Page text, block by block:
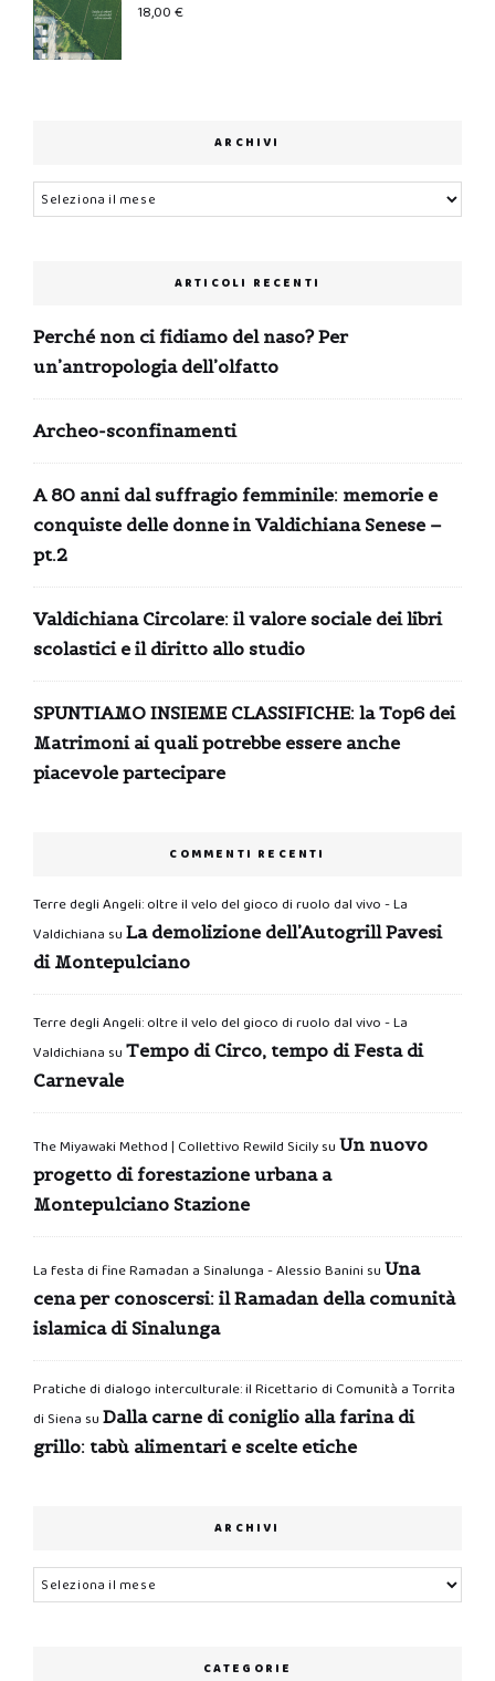
18,00€
ARCHIVI
Archivi
ARTICOLI RECENTI
Perché non ci fidiamo del naso? Per
un’antropologia dell’olfatto
Archeo-sconfinamenti
A 80 anni dal suffragio femminile: memorie e
conquiste delle donne in Valdichiana Senese –
pt.2
Valdichiana Circolare: il valore sociale dei libri
scolastici e il diritto allo studio
SPUNTIAMO INSIEME CLASSIFICHE: la Top6 dei
Matrimoni ai quali potrebbe essere anche
piacevole partecipare
COMMENTI RECENTI
Terre degli Angeli: oltre il velo del gioco di ruolo dal vivo - La
Valdichiana su La demolizione dell’Autogrill Pavesi
di Montepulciano
Terre degli Angeli: oltre il velo del gioco di ruolo dal vivo - La
Valdichiana su Tempo di Circo, tempo di Festa di
Carnevale
The Miyawaki Method | Collettivo Rewild Sicilysu Un nuovo
progetto di forestazione urbana a
Montepulciano Stazione
La festa di fine Ramadan a Sinalunga - Alessio Banini su Una
cena per conoscersi: il Ramadan della comunità
islamica di Sinalunga
Pratiche di dialogo interculturale: il Ricettario di Comunità a Torrita
di Siena su Dalla carne di coniglio alla farina di
grillo: tabù alimentari e scelte etiche
ARCHIVI
Archivi
CATEGORIE